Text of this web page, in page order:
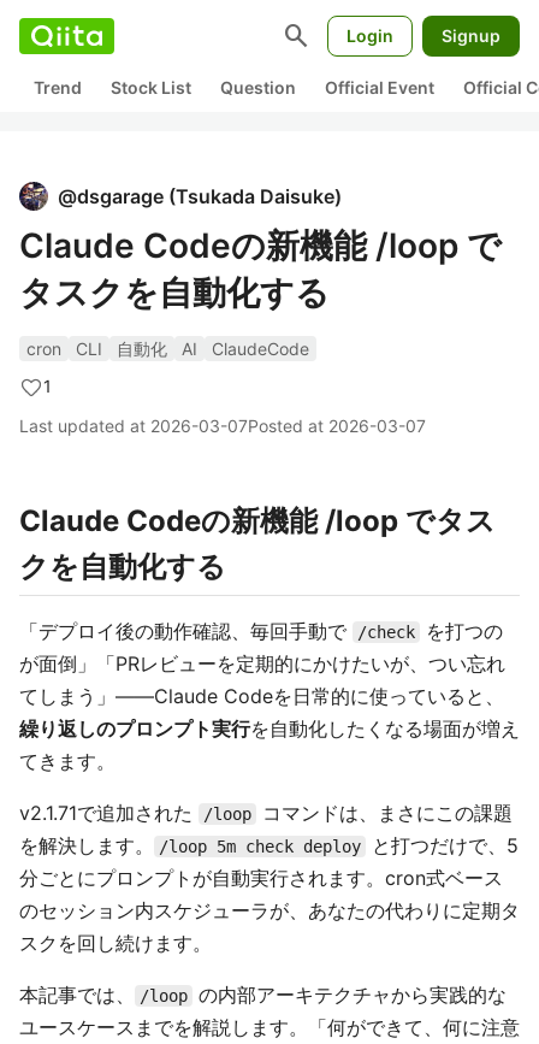
search Login Signup
Trend Stock List Question Official Event Official
@dsgarage (Tsukada Daisuke)
Claude Codeの新機能 /loop で
タスクを自動化する
cron CLI 自動化 AI
ClaudeCode
1
Last updated at 2026-03-07Posted at 2026-03-07
Claude Codeの新機能 /loop でタス
クを自動化する
「デプロイ後の動作確認、毎回手動で /check
を打つの
が面倒」「PRレビューを定期的にかけたいが、つい忘れ
てしまう」——Claude Codeを日常的に使っていると、
繰り返しのプロンプト実行を自動化したくなる場面が増え
てきます。
v2.1.71で追加された /loop
コマンドは、まさにこの課題
を解決します。
/loop 5m check deploy
と打つだけで、5
分ごとにプロンプトが自動実行されます。cron式ベース
のセッション内スケジューラが、あなたの代わりに定期タ
スクを回し続けます。
本記事では、 /loop の内部アーキテクチャから実践的な
ユースケースまでを解説します。「何ができて、何に注意